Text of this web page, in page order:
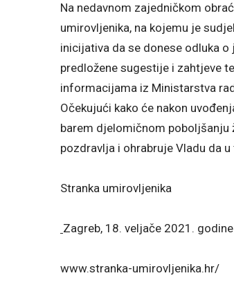
Na nedavnom zajedničkom
umirovljenika, na kojemu je
inicijativa da se donese odluka
predložene sugestije i zahtjeve
informacijama iz Ministarstva
Očekujući kako će nakon
barem djelomičnom poboljšanju
pozdravlja i ohrabruje Vladu da
Stranka umirovljenika
Zagreb, 18. veljače 2021. godine
www.stranka-umirovljenika.hr/